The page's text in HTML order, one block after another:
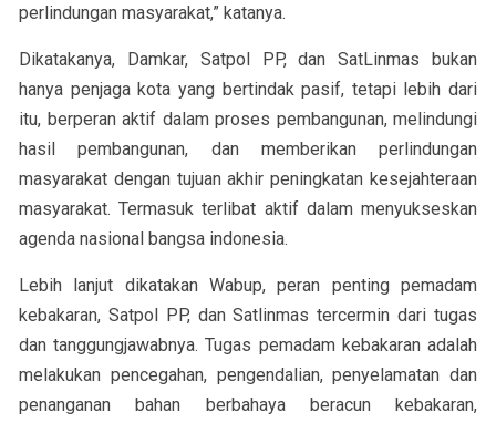
perlindungan masyarakat,” katanya.
Dikatakanya, Damkar, Satpol PP, dan SatLinmas bukan
hanya penjaga kota yang bertindak pasif, tetapi lebih dari
itu, berperan aktif dalam proses pembangunan, melindungi
hasil pembangunan, dan memberikan perlindungan
masyarakat dengan tujuan akhir peningkatan kesejahteraan
masyarakat. Termasuk terlibat aktif dalam menyukseskan
agenda nasional bangsa indonesia.
Lebih lanjut dikatakan Wabup, peran penting pemadam
kebakaran, Satpol PP, dan Satlinmas tercermin dari tugas
dan tanggungjawabnya. Tugas pemadam kebakaran adalah
melakukan pencegahan, pengendalian, penyelamatan dan
penanganan bahan berbahaya beracun kebakaran,